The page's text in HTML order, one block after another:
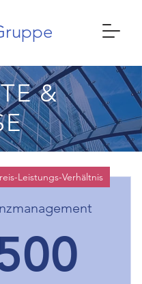
&
Leistungs-Verhältnis